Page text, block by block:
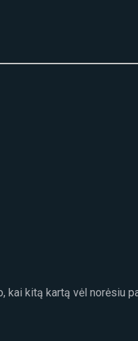
kai kitą kartą vėl norėsiu